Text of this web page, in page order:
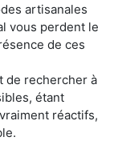
artisanales
vous perdent le
de ces
de rechercher à
étant
réactifs,